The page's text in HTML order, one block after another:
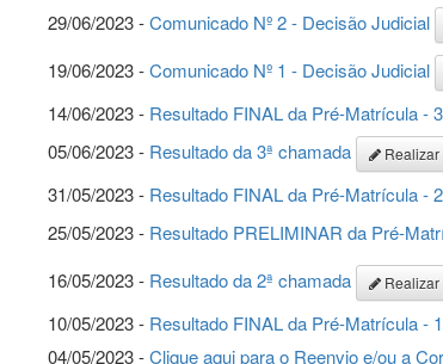
29/06/2023 -Comunicado Nº 2 - Decisão Judicial
19/06/2023 -Comunicado Nº 1 - Decisão Judicial
14/06/2023 - Resultado FINAL da Pré-Matrícula -
05/06/2023 - Resultado da 3ª chamada Realizar
31/05/2023 - Resultado FINAL da Pré-Matrícula -
25/05/2023 - Resultado PRELIMINAR da Pré-
16/05/2023 - Resultado da 2ª chamada Realizar
10/05/2023 - Resultado FINAL da Pré-Matrícula -
04/05/2023 -Clique aqui para o Reenvio e/ou a